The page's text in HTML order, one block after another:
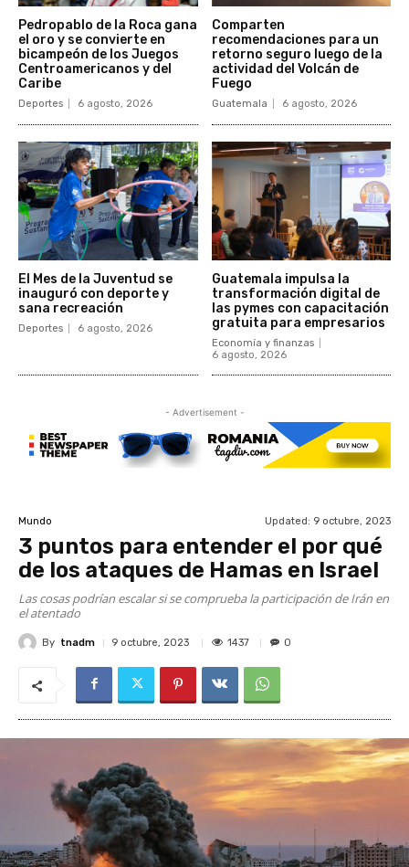
Pedropablo de la Roca gana
el oro y se convierte en
bicampeón de los Juegos
Centroamericanos y del
Caribe
Deportes 6 agosto, 2026
Comparten
recomendaciones para un
retorno seguro luego de la
actividad del Volcán de
Fuego
Guatemala 6 agosto, 2026
El Mes de la Juventud se
inauguró con deporte y
sana recreación
Deportes 6 agosto, 2026
Guatemala impulsa la
transformación digital de
las pymes con capacitación
gratuita para empresarios
Economía y finanzas
6 agosto, 2026
- Advertisement -